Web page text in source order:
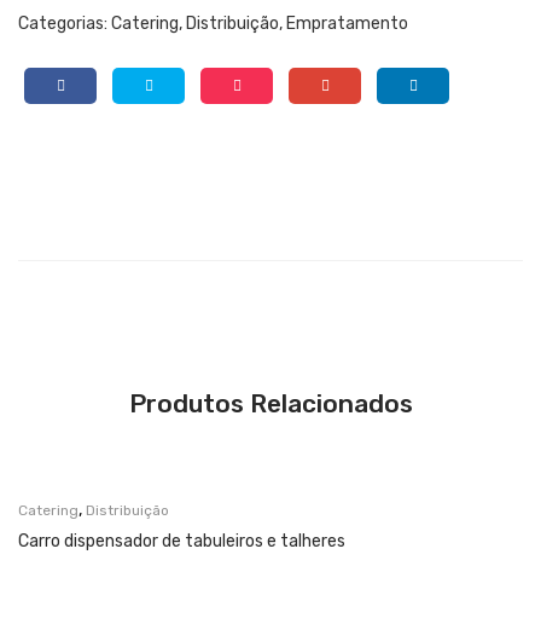
Categorias: Catering, Distribuição, Empratamento
Produtos Relacionados
Catering, Distribuição
Carro dispensador de tabuleiros e talheres